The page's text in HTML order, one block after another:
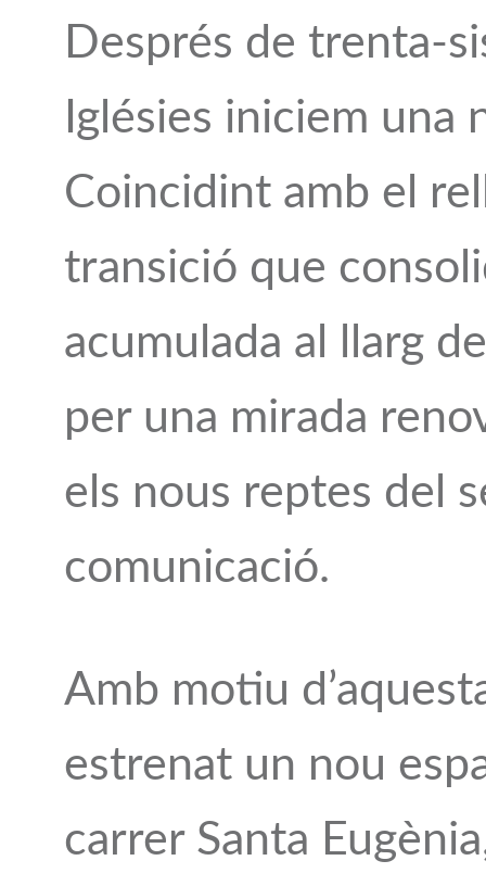
Després de trenta-
Iglésies iniciem una
Coincidint amb el
transició que
acumulada al llarg
per una mirada
els nous reptes del
comunicació.
Amb motiu
estrenat un nou
carrer Santa